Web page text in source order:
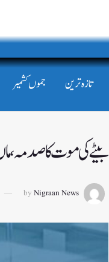
تازہ ترین جموں کشمیر
بیٹے کی موت کا صدمہ،
by Nigraan News